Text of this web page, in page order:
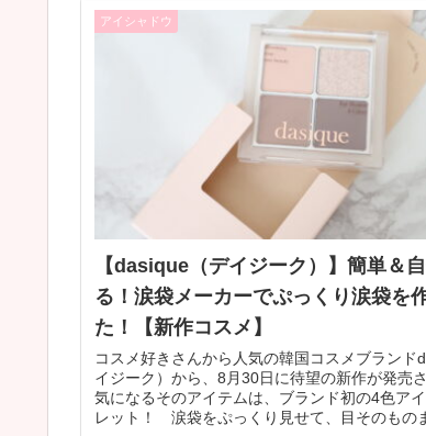
アイシャドウ
【dasique（デイジーク）】簡単＆
る！涙袋メーカーでぷっくり涙袋を
た！【新作コスメ】
コスメ好きさんから人気の韓国コスメブランド
イジーク）から、8月30日に待望の新作が発売さ
気になるそのアイテムは、ブランド初の4色ア
レット！ 涙袋をぷっくり見せて、目そのもの